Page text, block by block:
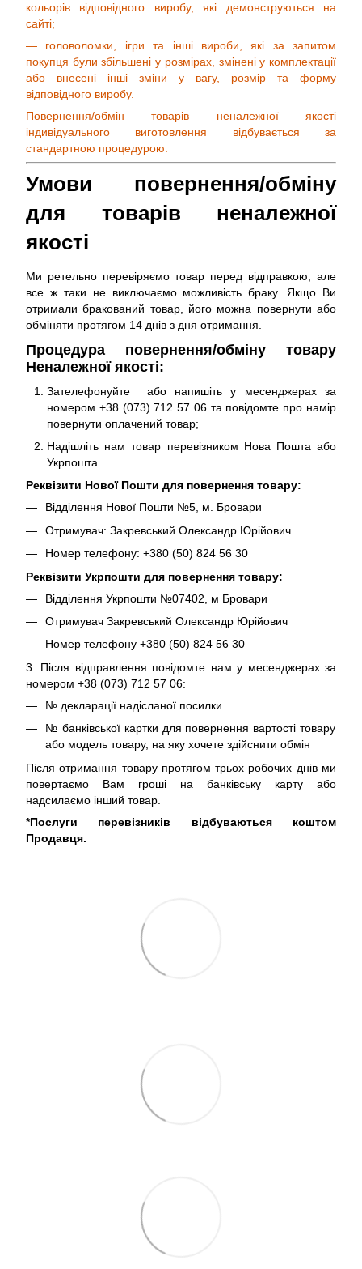
кольорів відповідного виробу, які демонструються на
сайті;
— головоломки, ігри та інші вироби, які за запитом
покупця були збільшені у розмірах, змінені у комплектації
або внесені інші зміни у вагу, розмір та форму
відповідного виробу.
Повернення/обмін товарів неналежної якості
індивідуального виготовлення відбувається за
стандартною процедурою.
Умови повернення/обміну
для товарів неналежної
якості
Ми ретельно перевіряємо товар перед відправкою, але
все ж таки не виключаємо можливість браку. Якщо Ви
отримали бракований товар, його можна повернути або
обміняти протягом 14 днів з дня отримання.
Процедура повернення/обміну товару
Неналежної якості:
Зателефонуйте або напишіть у месенджерах за
номером +38 (073) 712 57 06 та повідомте про намір
повернути оплачений товар;
Надішліть нам товар перевізником Нова Пошта або
Укрпошта.
Реквізити Нової Пошти для повернення товару:
Відділення Нової Пошти №5, м. Бровари
Отримувач: Закревський Олександр Юрійович
Номер телефону: +380 (50) 824 56 30
Реквізити Укрпошти для повернення товару:
Відділення Укрпошти №07402, м Бровари
Отримувач Закревський Олександр Юрійович
Номер телефону +380 (50) 824 56 30
3. Після відправлення повідомте нам у месенджерах за
номером +38 (073) 712 57 06:
№ декларації надісланої посилки
№ банківської картки для повернення вартості товару
або модель товару, на яку хочете здійснити обмін
Після отримання товару протягом трьох робочих днів ми
повертаємо Вам гроші на банківську карту або
надсилаємо інший товар.
*Послуги перевізників відбуваються коштом
Продавця.